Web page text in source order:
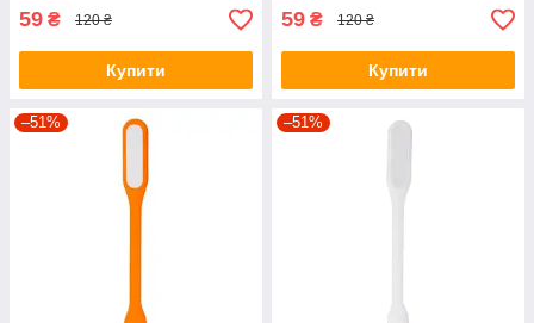
59 ₴ 120 ₴
Купити
59 ₴ 120 ₴
Купити
–51% –51%